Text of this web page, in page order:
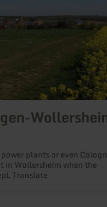
plants or even
Wollersheim when the
Translate